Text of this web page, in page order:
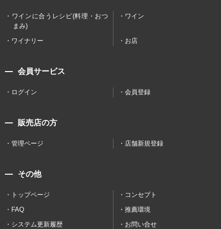
ワインに合うレシピ(料理・おつ
まみ)
ワイン
ワイナリー お店
会員サービス
ログイン 会員登録
販売店の方
管理ページ 店舗新規登録
その他
トップページ
コンセプト
FAQ
推薦環境
システム更新履歴
お問い合せ